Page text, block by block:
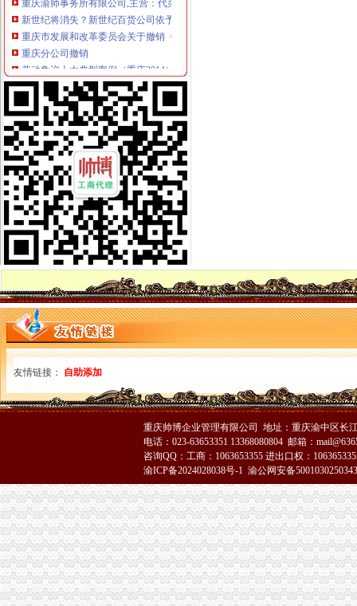
新世纪将消失？新世纪百货公司依予以注销_新浪重庆_新浪网
重庆市发展和改革委员会关于撤销《关于重庆福祥化工有限公司己二
重庆分公司撤销
劳动争议十大典型案例（重庆2014）-中网资讯中心
重庆柴油齐涨价部分加油站取消优惠--14--重庆新闻网
上半年巨亏3.5亿夏新撤销全国各地分公司_业界新闻_网管之家
代理注销分公司
【58同城】赣州瑞金公司注销服务_公司注销代理_公司注销费用
【58同城】义乌公司注销服务_公司注销代理_公司注销费用
江西泛华保险代理南康分公司等10机构代理业务被注销-保险论坛-金融
代办注销分公司
【图】代办北京市公司注销,吊销公司注销,税务疑难注销-北京海淀
广州公司注销流程_广州公司注销费用_广州公司简易注销_广州注销公
赣州代办工商注册,公司注册代理,赣州公司注销流程【今日推荐网-
分公司营业执照注销
注销公司营业执照需要多少钱和哪些流程?-知乎
快捷晋江注销公司,价晋江注销公司营业执照—晋江市—快点8分类
呈贡县代办执照注销的公司|代办有限公司营业执照-代办执照_【公司注
重庆注销税务
甘南公司注册_甘南内资公司注册_甘南外资公司注册-甘南易登网
正青禾财务,专业的财务外包服务提供业的财务外包服务提供商常年财
【税务经理/主管,南宏邦汽贸集团招聘】-南赶集网
重庆注销分公司
涪陵分公司注销_重庆工商注册_重庆列表网
东方锆业和平分公司被批准注销-财经频道-金融界
太集团（）：拟注销控股子公司上海太重庆太实
圈子-龙湖回应：重庆子公司资质证书因无新项目开发被注销
三星N719（宽带+手机）电信版手机_三星N719（宽带+手机）怎么样_
商报分类---深圳商报多媒体数字报刊平台
工商动态
全市代理注销分公司区县局信用信息化岗位大练抽考和竞赛正式开考
永川区出台实施品牌战略措施
市重庆注销分公司局高印平副巡视员到渝北局检查指导工作
云局四项措施及早抓好节前食品市代办注销分公司场监管
市重庆注销分公司局召开企业个体工商户代表座谈会
友情链接： 自助添加
重庆帅博企业管理有限公司 地址：重庆渝中区长
电话：023-63653351 13368080804 邮箱：
咨询QQ：工商：1063653355 进出口权：
渝ICP备2024028038号-1 渝公网安备